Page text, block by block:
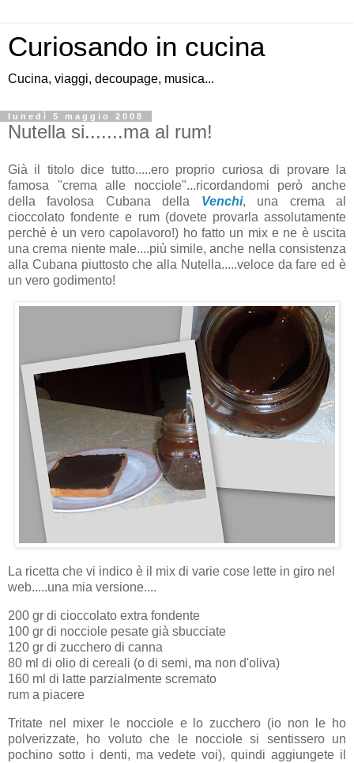
Curiosando in cucina
Cucina, viaggi, decoupage, musica...
lunedì 5 maggio 2008
Nutella si.......ma al rum!
Già il titolo dice tutto.....ero proprio curiosa di provare la
famosa "crema alle nocciole"...ricordandomi però anche
della favolosa Cubana della Venchi, una crema al
cioccolato fondente e rum (dovete provarla assolutamente
perchè è un vero capolavoro!) ho fatto un mix e ne è uscita
una crema niente male....più simile, anche nella consistenza
alla Cubana piuttosto che alla Nutella.....veloce da fare ed è
un vero godimento!
La ricetta che vi indico è il mix di varie cose lette in giro nel
web.....una mia versione....
200 gr di cioccolato extra fondente
100 gr di nocciole pesate già sbucciate
120 gr di zucchero di canna
80 ml di olio di cereali (o di semi, ma non d'oliva)
160 ml di latte parzialmente scremato
rum a piacere
Tritate nel mixer le nocciole e lo zucchero (io non le ho
polverizzate, ho voluto che le nocciole si sentissero un
pochino sotto i denti, ma vedete voi), quindi aggiungete il